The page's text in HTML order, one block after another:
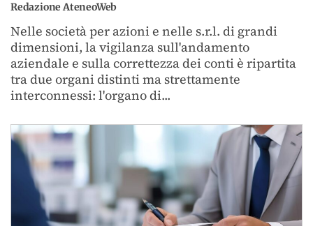
Redazione AteneoWeb
Nelle società per azioni e nelle s.r.l. di grandi
dimensioni, la vigilanza sull'andamento
aziendale e sulla correttezza dei conti è ripartita
tra due organi distinti ma strettamente
interconnessi: l'organo di...